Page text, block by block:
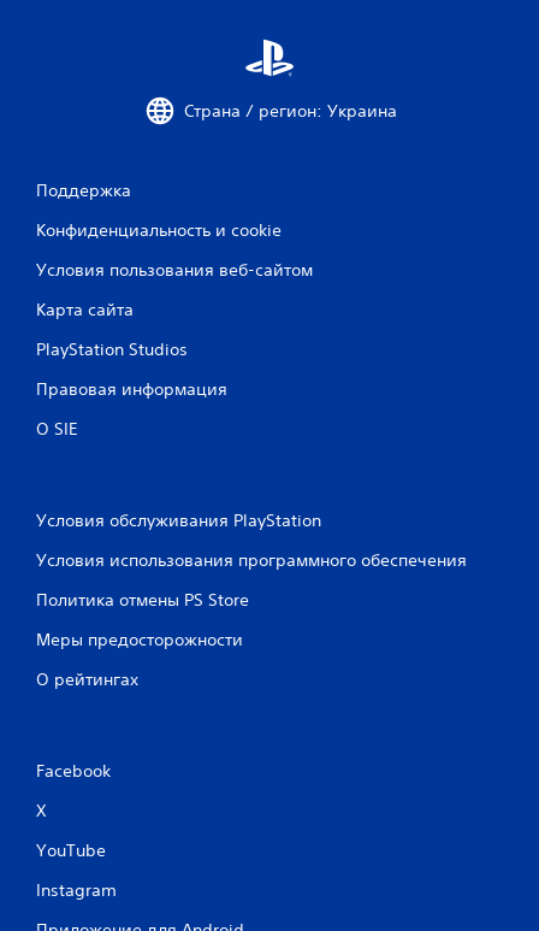
Страна / регион: Украина
Поддержка
Конфиденциальность и cookie
Условия пользования веб-сайтом
Карта сайта
PlayStation Studios
Правовая информация
О SIE
Условия обслуживания PlayStation
Условия использования программного обеспечения
Политика отмены PS Store
Меры предосторожности
О рейтингах
Facebook
X
YouTube
Instagram